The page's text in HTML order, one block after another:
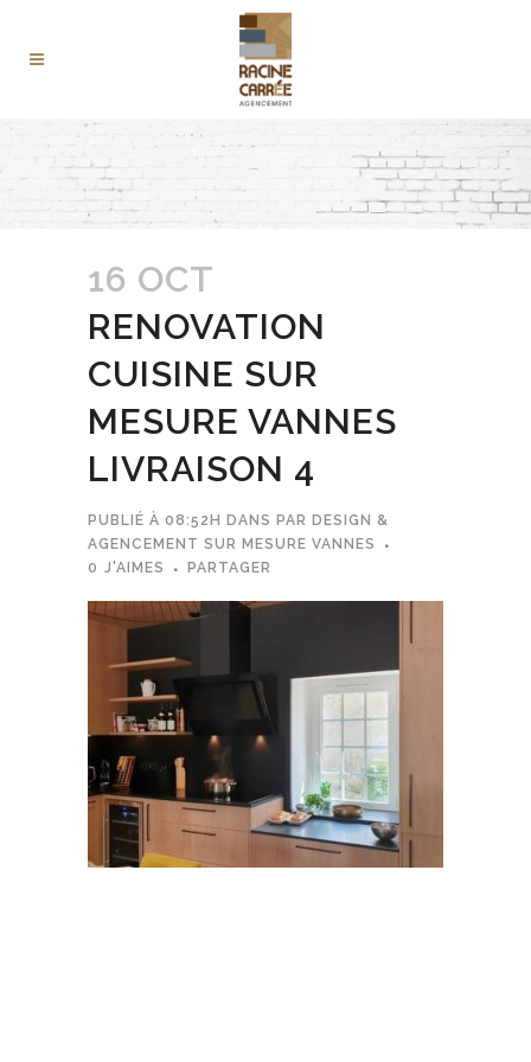
16 OCT
RENOVATION
CUISINE SUR
MESURE VANNES
LIVRAISON 4
PUBLIÉ À 08:52H DANS PAR DESIGN &
AGENCEMENT SUR MESURE VANNES
0 J'AIMES PARTAGER